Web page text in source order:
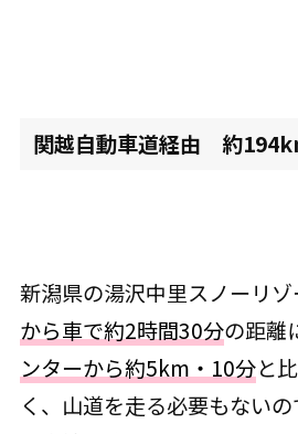
関越自動車道経由 約
新潟県の湯沢中里スノーリゾ
から車で約2時間30分の距離
ンターから約5km・10分と
く、山道を走る必要もない